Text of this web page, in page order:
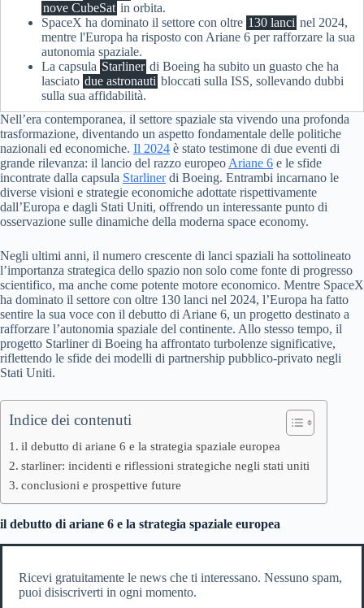
nove CubeSat in orbita.
SpaceX ha dominato il settore con oltre 130 lanci nel 2024,
mentre l'Europa ha risposto con Ariane 6 per rafforzare la sua
autonomia spaziale.
La capsula Starliner di Boeing ha subito un guasto che ha
lasciato due astronauti bloccati sulla ISS, sollevando dubbi
sulla sua affidabilità.
Nell’era contemporanea, il settore spaziale sta vivendo una profonda
trasformazione, diventando un aspetto fondamentale delle politiche
nazionali ed economiche. Il 2024 è stato testimone di due eventi di
grande rilevanza: il lancio del razzo europeo Ariane 6 e le sfide
incontrate dalla capsula Starlinerdi Boeing. Entrambi incarnano le
diverse visioni e strategie economiche adottate rispettivamente
dall’Europa e dagli Stati Uniti, offrendo un interessante punto di
osservazione sulle dinamiche della moderna space economy.
Negli ultimi anni, il numero crescente di lanci spaziali ha sottolineato
l’importanza strategica dello spazio non solo come fonte di progresso
scientifico, ma anche come potente motore economico. Mentre SpaceX
ha dominato il settore con oltre 130 lanci nel 2024, l’Europa ha fatto
sentire la sua voce con il debutto di Ariane 6, un progetto destinato a
rafforzare l’autonomia spaziale del continente. Allo stesso tempo, il
progetto Starliner di Boeing ha affrontato turbolenze significative,
riflettendo le sfide dei modelli di partnership pubblico-privato negli
Stati Uniti.
Indice dei contenuti
il debutto di ariane 6 e la strategia spaziale europea
starliner: incidenti e riflessioni strategiche negli stati uniti
conclusioni e prospettive future
il debutto di ariane 6 e la strategia spaziale europea
Ricevi gratuitamente le news che ti interessano. Nessuno spam,
puoi disiscriverti in ogni momento.